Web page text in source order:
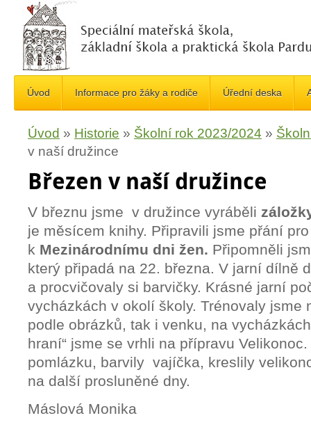
Úvod Informace pro žáky a rodiče Úřední deska
Úvod » Historie » Školní rok 2023/2024 »
v naší družince
Březen v naší družince
V březnu jsme v družince vyráběli
je měsícem knihy. Připravili jsme přání
k Mezinárodnímu dni žen. Připomněli
který připadá na 22. března. V jarní dílně
a procvičovaly si barvičky. Krásné jarní
vycházkách v okolí školy. Trénovaly jsme
podle obrázků, tak i venku, na
hraní“ jsme se vrhli na přípravu
pomlázku, barvily vajíčka, kreslily
na další prosluněné dny.
Máslová Monika